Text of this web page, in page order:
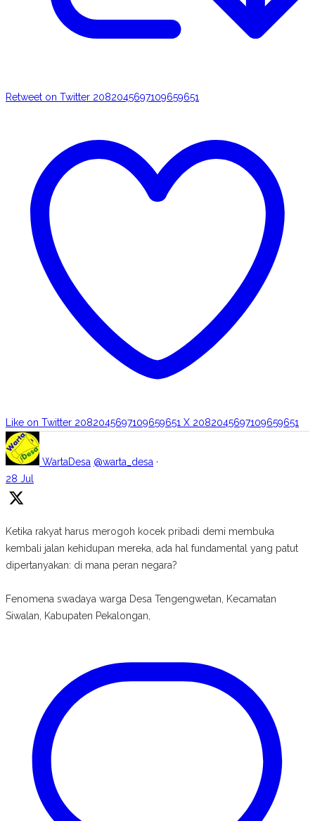
Retweet on Twitter 2082045697109659651
Like on Twitter 2082045697109659651 X 2082045697109659651
WartaDesa @warta_desa ·
28 Jul
Ketika rakyat harus merogoh kocek pribadi demi membuka
kembali jalan kehidupan mereka, ada hal fundamental yang patut
dipertanyakan: di mana peran negara?
Fenomena swadaya warga Desa Tengengwetan, Kecamatan
Siwalan, Kabupaten Pekalongan,